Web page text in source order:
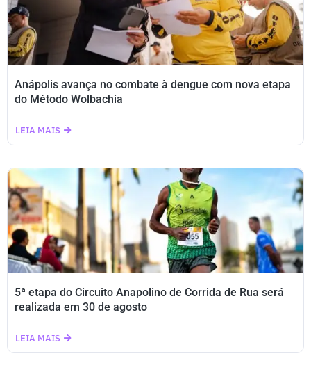
Anápolis avança no combate à dengue com nova etapa
do Método Wolbachia
LEIA MAIS
5ª etapa do Circuito Anapolino de Corrida de Rua será
realizada em 30 de agosto
LEIA MAIS